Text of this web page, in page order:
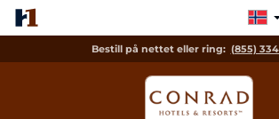
Bestill på nettet eller ring: (855)